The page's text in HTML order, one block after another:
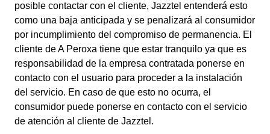
posible contactar con el cliente, Jazztel entenderá esto
como una baja anticipada y se penalizará al consumidor
por incumplimiento del compromiso de permanencia. El
cliente de A Peroxa tiene que estar tranquilo ya que es
responsabilidad de la empresa contratada ponerse en
contacto con el usuario para proceder a la instalación
del servicio. En caso de que esto no ocurra, el
consumidor puede ponerse en contacto con el servicio
de atención al cliente de Jazztel.